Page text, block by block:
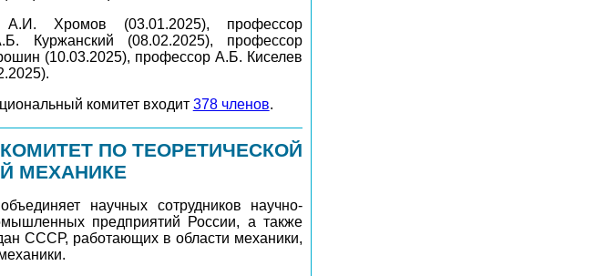
Хромов (03.01.2025), профессор
Куржанский (08.02.2025), профессор
(10.03.2025), профессор А.Б. Киселев
комитет входит 378 членов.
ПО ТЕОРЕТИЧЕСКОЙ
МЕХАНИКЕ
научных сотрудников научно-
предприятий России, а также
СССР, работающих в области механики,